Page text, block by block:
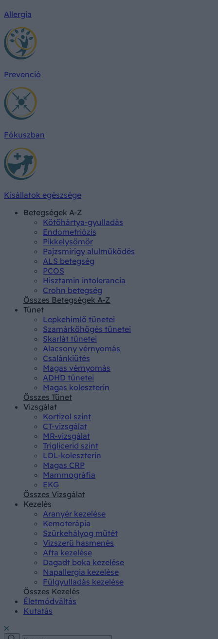
Allergia
Prevenció
Fókuszban
Kisállatok egészsége
Betegségek A-Z
Kötőhártya-gyulladás
Endometriózis
Pikkelysömör
Pajzsmirigy alulműködés
ALS betegség
PCOS
Hisztamin intolerancia
Crohn betegség
Összes Betegségek A-Z
Tünet
Lepkehimlő tünetei
Szamárköhögés tünetei
Skarlát tünetei
Alacsony vérnyomás
Csalánkiütés
Magas vérnyomás
ADHD tünetei
Magas koleszterin
Összes Tünet
Vizsgálat
Kortizol szint
CT-vizsgálat
MR-vizsgálat
Triglicerid szint
LDL-koleszterin
Magas CRP
Mammográfia
EKG
Összes Vizsgálat
Kezelés
Aranyér kezelése
Kemoterápia
Szürkehályog műtét
Vízszerű hasmenés
Afta kezelése
Dagadt boka kezelése
Napallergia kezelése
Fülgyulladás kezelése
Összes Kezelés
Életmódváltás
Kutatás